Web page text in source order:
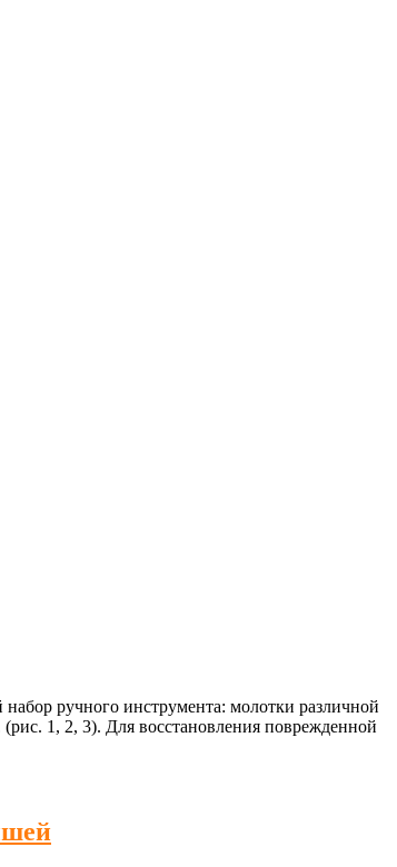
ручного инструмента: молотки различной
1, 2, 3). Для восстановления поврежденной